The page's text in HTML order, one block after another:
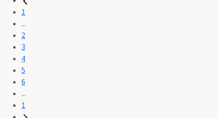
1
...
2
3
4
5
6
...
1